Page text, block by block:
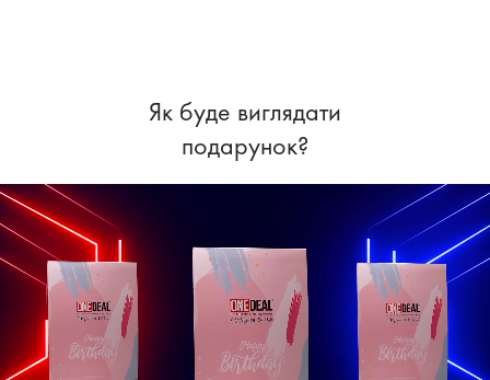
Як буде виглядати
подарунок?